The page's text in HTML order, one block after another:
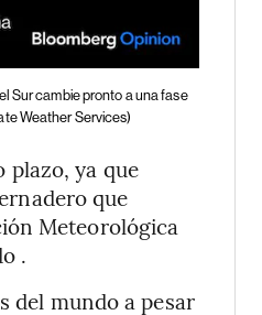
Sur cambie pronto a una fase
Weather Services)
plazo, ya que
que
Meteorológica
.
del mundo a pesar